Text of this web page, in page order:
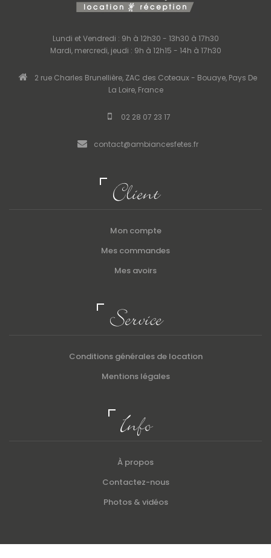
Lundi et Vendredi : 9h à 12h30 - 13h30 à 17h30
Mardi, mercredi, jeudi : 9h à 12h15 - 14h à 17h30
2 rue Charles Brunellière, ZAC des Coteaux - Bouaye, Pays De
La Loire, France
02 28 07 23 17
contact@ambiancesfetes.fr
Client
Mon compte
Mes commandes
Mes avoirs
Service
Conditions générales de location
Mentions légales
Info
À propos
Contactez-nous
Photos & vidéos